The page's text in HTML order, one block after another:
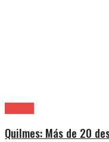
Quilmes: Más de 20